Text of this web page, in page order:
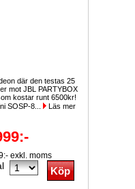
där den testas 25
mot JBL PARTYBOX
kostar runt 6500kr!
SOSP-8...
Läs mer
exkl. moms